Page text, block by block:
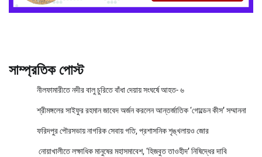
সাম্প্রতিক পোস্ট
নীলফামারীতে নদীর বালু চুরিতে বাঁধা দেয়ায় সংঘর্ষে আহত- ৬
শ্রীমঙ্গলের সাইফুর রহমান জাবেদ অর্জন করলেন আন্তর্জাতিক ‘গোল্ডেন কীস’ সম্মাননা
ফরিদপুর পৌরসভায় নাগরিক সেবায় গতি, প্রশাসনিক শৃঙ্খলায়ও জোর
নোয়াখালীতে লক্ষাধিক মানুষের মহাসমাবেশ, ‘হিজবুত তাওহীদ’ নিষিদ্ধের দাবি